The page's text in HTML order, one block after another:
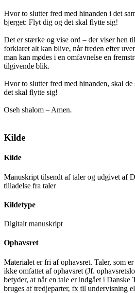
Hvor to slutter fred med hinanden i det
bjerget: Flyt dig og det skal flytte sig!
Det er stærke og vise ord – der viser hen
forklaret alt kan blive, når freden efter
man kan mødes i en omfavnelse en
tilgivende blik.
Hvor to slutter fred med hinanden, skal
det skal flytte sig!
Oseh shalom – Amen.
Kilde
Kilde
Manuskript tilsendt af taler og udgivet af
tilladelse fra taler
Kildetype
Digitalt manuskript
Ophavsret
Materialet er fri af ophavsret. Taler, som
ikke omfattet af ophavsret (Jf.
betyder, at når en tale er indgået i Danske
bruges af tredjeparter, fx til undervisning